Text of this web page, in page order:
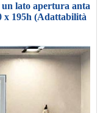
lato apertura anta
x 195h (Adattabilità